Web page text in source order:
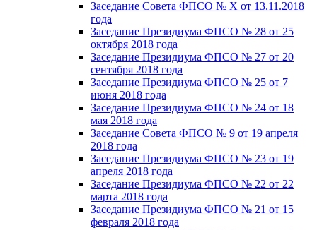
Заседание Совета ФПСО № X от 13.11.2018
года
Заседание Президиума ФПСО № 28 от 25
октября 2018 года
Заседание Президиума ФПСО № 27 от 20
сентября 2018 года
Заседание Президиума ФПСО № 25 от 7
июня 2018 года
Заседание Президиума ФПСО № 24 от 18
мая 2018 года
Заседание Совета ФПСО № 9 от 19 апреля
2018 года
Заседание Президиума ФПСО № 23 от 19
апреля 2018 года
Заседание Президиума ФПСО № 22 от 22
марта 2018 года
Заседание Президиума ФПСО № 21 от 15
февраля 2018 года